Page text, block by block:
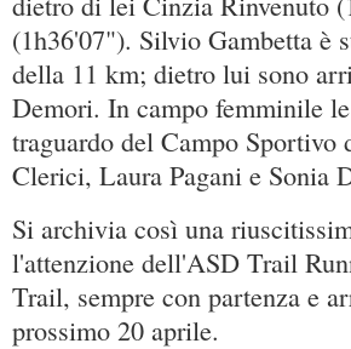
(1h36'07"). Silvio Gambetta è
della 11 km; dietro lui sono
Demori. In campo femminile
traguardo del Campo Sportivo
Clerici, Laura Pagani e Sonia
Si archivia così una
l'attenzione dell'ASD Trail
Trail, sempre con partenza e
prossimo 20 aprile.